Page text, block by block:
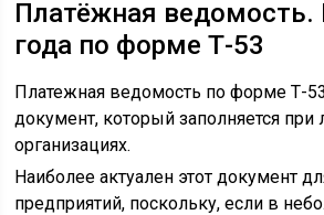
Платёжная ведомость.
года по форме Т-53
Платежная ведомость по форме Т-
документ, который заполняется
организациях.
Наиболее актуален этот документ
предприятий, поскольку, если в